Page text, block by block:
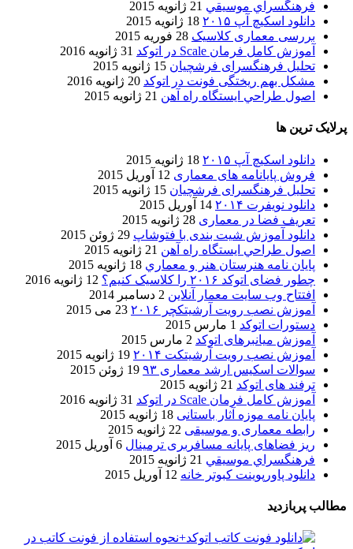
فرهنگسراي موسيقي 21 ژانویه 2015
دانلود اسکیچ آپ ۲۰۱۵
18 ژانویه 2015
بررسی معماری کلاسیک 28 فوریه 2015
آموزش کامل فرمان Scale در اتوکد
31 ژانویه 2016
تحلیل فرهنگسرای فرشچیان 15 ژانویه 2015
مشکل بهم ریختگی فونت در اتوکد 20 ژانویه 2016
اصول طراحي ایستگاه راه آهن 21 ژانویه 2015
پرلایک ترین ها
دانلود اسکیچ آپ ۲۰۱۵
18 ژانویه 2015
فروش پایانامه های معماری 12 آوریل 2015
تحلیل فرهنگسرای فرشچیان 15 ژانویه 2015
دانلود نویفرت ۲۰۱۴
14 آوریل 2015
تعریف فضا در معماری 28 ژانویه 2015
دانلود آموزش شیت بندی با فتوشاپ 29 ژوئن 2015
اصول طراحي ایستگاه راه آهن 21 ژانویه 2015
پایان نامه هنرستان هنر و معماري 18 ژانویه 2015
چطور فضای اتوکد ۲۰۱۶ را کلاسیک کنیم؟
12 ژانویه 2016
افتتاح وب سایت معمار آنلاین 2 دسامبر 2014
آموزش نصب رویت آرشیتکچر ۲۰۱۶
23 می 2015
دستورات اتوکد 1 مارس 2015
آموزش میانبرهای اتوکد 2 مارس 2015
آموزش نصب رویت آرشیتکت ۲۰۱۴
19 ژانویه 2015
سوالات اسکیس ارشد معماری ۹۳
19 ژوئن 2015
ترفند های اتوکد 21 ژانویه 2015
آموزش کامل فرمان Scale در اتوکد
31 ژانویه 2016
پایان نامه موزه آثار باستانی 18 ژانویه 2015
رابطه معماری و موسیقی 22 ژانویه 2015
ریز فضاهای پایانه مسافربری ترمینال 6 آوریل 2015
فرهنگسراي موسيقي 21 ژانویه 2015
دانلود پاورپوینت کبوتر خانه 12 آوریل 2015
مطالب پربازدید